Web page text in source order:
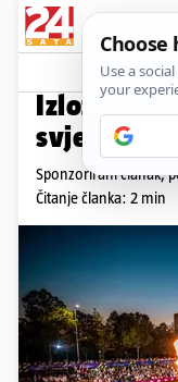
Izložba
svjetskoj
Sponzorirani članak,
Čitanje članka: 2 min